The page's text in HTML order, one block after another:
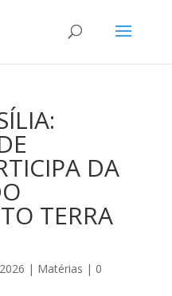
DA
TERRA
| Matérias | 0